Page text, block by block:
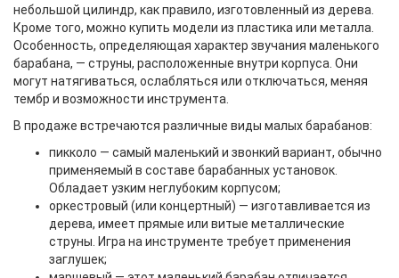
небольшой цилиндр, как правило, изготовленный из дерева.
Кроме того, можно купить модели из пластика или металла.
Особенность, определяющая характер звучания маленького
барабана, — струны, расположенные внутри корпуса. Они
могут натягиваться, ослабляться или отключаться, меняя
тембр и возможности инструмента.
В продаже встречаются различные виды малых барабанов:
пикколо — самый маленький и звонкий вариант, обычно
применяемый в составе барабанных установок.
Обладает узким неглубоким корпусом;
оркестровый (или концертный) — изготавливается из
дерева, имеет прямые или витые металлические
струны. Игра на инструменте требует применения
заглушек;